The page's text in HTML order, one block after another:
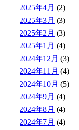
2025年4月 (2)
2025年3月 (3)
2025年2月 (3)
2025年1月 (4)
2024年12月 (3)
2024年11月 (4)
2024年10月 (5)
2024年9月 (4)
2024年8月 (4)
2024年7月 (4)